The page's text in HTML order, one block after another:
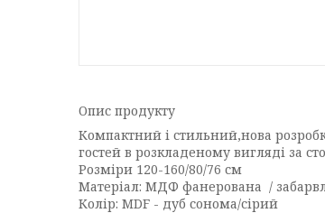
Опис продукту
Компактний і стильний,нова
гостей в розкладеному вигляді за
Розміри 120-160/80/76 см
Матеріал: МДФ фанерована /
Колір: MDF - дуб сонома/сірий